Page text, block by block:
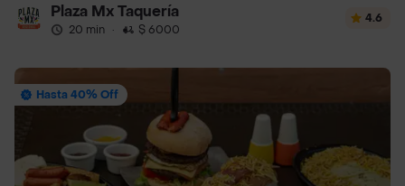
Plaza Mx Taquería
20 min · $ 6000
4.6
Hasta 40% Off